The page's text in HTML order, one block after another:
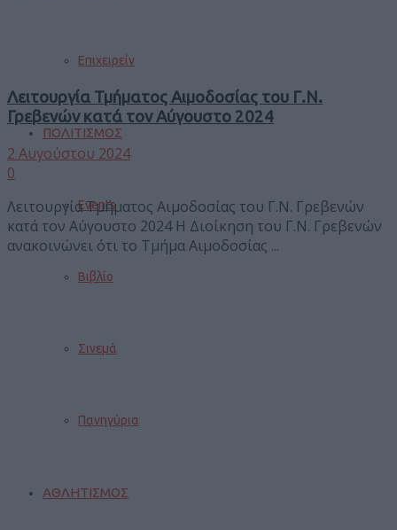
Επιχειρείν
ΠΟΛΙΤΙΣΜΟΣ
Events
Βιβλίο
Σινεμά
Πανηγύρια
ΑΘΛΗΤΙΣΜΟΣ
Λειτουργία Τμήματος Αιμοδοσίας του Γ.Ν.
Γρεβενών κατά τον Αύγουστο 2024
2 Αυγούστου 2024
0
Λειτουργία Τμήματος Αιμοδοσίας του Γ.Ν. Γρεβενών
κατά τον Αύγουστο 2024 Η Διοίκηση του Γ.Ν. Γρεβενών
ανακοινώνει ότι το Τμήμα Αιμοδοσίας ...